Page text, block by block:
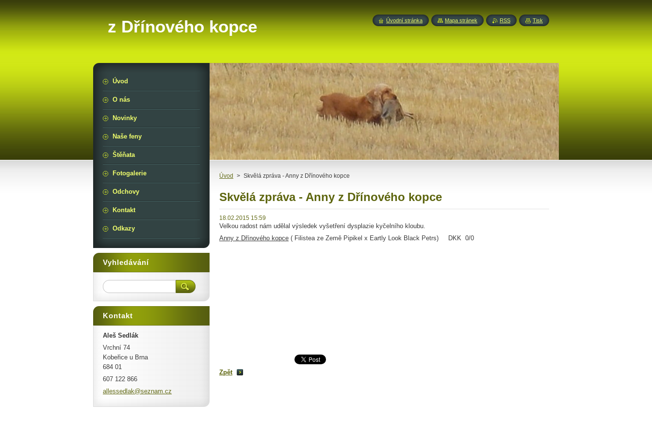
z Dřínového kopce
Úvod > Skvělá zpráva - Anny z Dřínového kopce
Skvělá zpráva - Anny z Dřínového kopce
18.02.2015 15:59
Velkou radost nám udělal výsledek vyšetření dysplazie kyčelního kloubu.
Anny z Dřínového kopce ( Filistea ze Země Pipikel x Eartly Look Black Petrs) DKK 0/0
Zpět
Úvod
O nás
Novinky
Naše feny
Štěňata
Fotogalerie
Odchovy
Kontakt
Odkazy
Vyhledávání
Kontakt
Aleš Sedlák
Vrchní 74
Kobeřice u Brna
684 01
607 122 866
allessed lak@seznam.cz
Úvodní stránka Mapa stránek RSS Tisk